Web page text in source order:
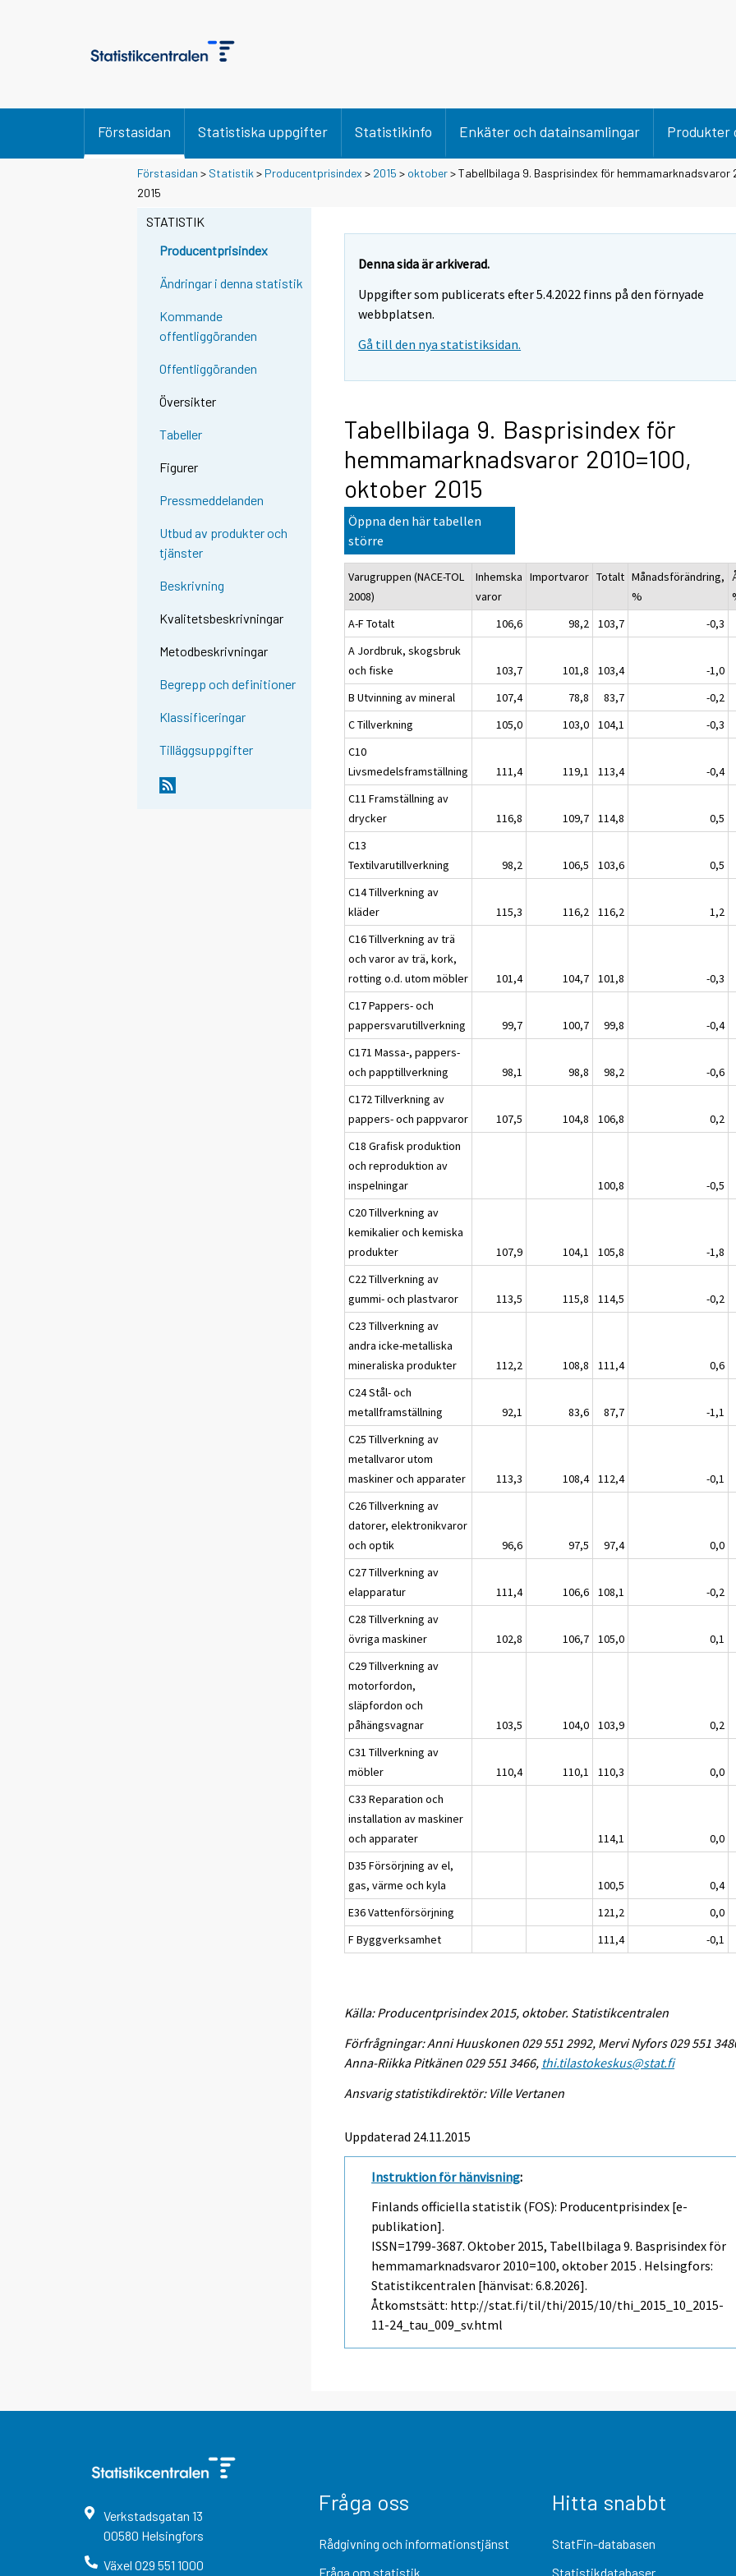
Förstasidan Statistiska uppgifter Statistikinfo Enkäter och datainsamlingar Produkter
Förstasidan > Statistik > Producentprisindex > 2015 > oktober> Tabellbilaga 9. Basprisindex för hemmamarknadsvaror
2015
STATISTIK
Producentprisindex
Ändringar i denna statistik
Kommande
offentliggöranden
Offentliggöranden
Översikter
Tabeller
Figurer
Pressmeddelanden
Utbud av produkter och
tjänster
Beskrivning
Kvalitetsbeskrivningar
Metodbeskrivningar
Begrepp och definitioner
Klassificeringar
Tilläggsuppgifter
Denna sida är arkiverad.
Uppgifter som publicerats efter 5.4.2022 finns på den förnyade
webbplatsen.
Gå till den nya statistiksidan.
Tabellbilaga 9. Basprisindex för
hemmamarknadsvaror 2010=100,
oktober 2015
Öppna den här tabellen
större
Varugruppen (NACE-TOL
2008)
Inhemska
varor
Importvaror Totalt Månadsförändring,
%
A-F Totalt
106,6 98,2 103,7 -0,3
A Jordbruk, skogsbruk
och fiske
103,7 101,8 103,4 -1,0
B Utvinning av mineral
107,4 78,8 83,7 -0,2
C Tillverkning
105,0 103,0 104,1 -0,3
C10
Livsmedelsframställning
111,4 119,1 113,4 -0,4
C11 Framställning av
drycker
116,8 109,7 114,8 0,5
C13
Textilvarutillverkning
98,2 106,5 103,6 0,5
C14 Tillverkning av
kläder
115,3 116,2 116,2 1,2
C16 Tillverkning av trä
och varor av trä, kork,
rotting o.d. utom möbler
101,4 104,7 101,8 -0,3
C17 Pappers- och
pappersvarutillverkning
99,7 100,7 99,8 -0,4
C171 Massa-, pappers-
och papptillverkning
98,1 98,8 98,2 -0,6
C172 Tillverkning av
pappers- och pappvaror
107,5 104,8 106,8 0,2
C18 Grafisk produktion
och reproduktion av
inspelningar
100,8 -0,5
C20 Tillverkning av
kemikalier och kemiska
produkter
107,9 104,1 105,8 -1,8
C22 Tillverkning av
gummi- och plastvaror
113,5 115,8 114,5 -0,2
C23 Tillverkning av
andra icke-metalliska
mineraliska produkter
112,2 108,8 111,4 0,6
C24 Stål- och
metallframställning
92,1 83,6 87,7 -1,1
C25 Tillverkning av
metallvaror utom
maskiner och apparater
113,3 108,4 112,4 -0,1
C26 Tillverkning av
datorer, elektronikvaror
och optik
96,6 97,5 97,4 0,0
C27 Tillverkning av
elapparatur
111,4 106,6 108,1 -0,2
C28 Tillverkning av
övriga maskiner
102,8 106,7 105,0 0,1
C29 Tillverkning av
motorfordon,
släpfordon och
påhängsvagnar
103,5 104,0 103,9 0,2
C31 Tillverkning av
möbler
110,4 110,1 110,3 0,0
C33 Reparation och
installation av maskiner
och apparater
114,1 0,0
D35 Försörjning av el,
gas, värme och kyla
100,5 0,4
E36 Vattenförsörjning
121,2 0,0
F Byggverksamhet
111,4 -0,1
Källa: Producentprisindex 2015, oktober. Statistikcentralen
Förfrågningar: Anni Huuskonen 029 551 2992, Mervi Nyfors 029 551
Anna-Riikka Pitkänen 029 551 3466, thi.tilastokeskus@stat.fi
Ansvarig statistikdirektör: Ville Vertanen
Uppdaterad 24.11.2015
Instruktion för hänvisning:
Finlands officiella statistik (FOS): Producentprisindex [e-
publikation].
ISSN=1799-3687.Oktober 2015, Tabellbilaga 9. Basprisindex för
hemmamarknadsvaror 2010=100, oktober 2015 . Helsingfors:
Statistikcentralen [hänvisat: 6.8.2026].
Åtkomstsätt: http://stat.fi/til/thi/2015/10/thi_2015_10_2015-
11-24_tau_009_sv.html
Verkstadsgatan 13
00580 Helsingfors
Växel 029 551 1000
Fråga oss
Rådgivning och informationstjänst
Fråga om statistik
Hitta snabbt
StatFin-databasen
Statistikdatabaser